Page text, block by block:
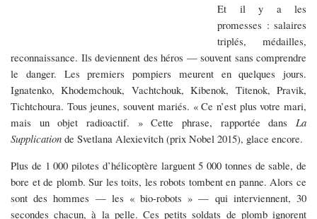
Et il y a les
promesses : salaires
triplés, médailles,
reconnaissance. Ils deviennent des héros — souvent sans comprendre
le danger. Les premiers pompiers meurent en quelques jours.
Ignatenko, Khodemchouk, Vachtchouk, Kibenok, Titenok, Pravik,
Tichtchoura. Tous jeunes, souvent mariés. « Ce n’est plus votre mari,
mais un objet radioactif. » Cette phrase, rapportée dans La
Supplication de Svetlana Alexievitch (prix Nobel 2015), glace encore.
Plus de 1 000 pilotes d’hélicoptère larguent 5 000 tonnes de sable, de
bore et de plomb. Sur les toits, les robots tombent en panne. Alors ce
sont des hommes — les « bio-robots » — qui interviennent, 30
secondes chacun, à la pelle. Ces petits soldats de plomb ignorent